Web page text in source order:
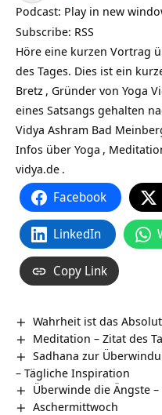
Podcast: Play in new
Subscribe: RSS
Höre eine kurzen Vortrag
des Tages. Dies ist ein
Bretz , Gründer von Yoga
eines Satsangs gehalten
Vidya Ashram Bad
Infos über Yoga ,
vidya.de .
Facebook
LinkedIn
Copy Link
Wahrheit ist das
Meditation – Zitat des
Sadhana zur
– Tägliche Inspiration
Überwinde die Ängste
Aschermittwoch